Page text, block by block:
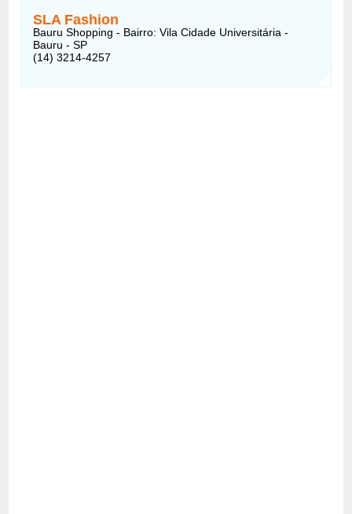
SLA Fashion
Bauru Shopping - Bairro: Vila Cidade Universitária -
Bauru - SP
(14) 3214-4257